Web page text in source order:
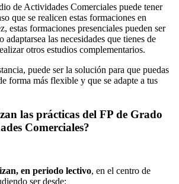
de Actividades Comerciales puede tener
que se realicen estas formaciones en
estas formaciones presenciales pueden ser
adaptarsea las necesidades que tienes de
otros estudios complementarios.
puede ser la solución para que puedas
forma más flexible y que se adapte a tus
las prácticas del FP de Grado
Comerciales?
en periodo lectivo, en el centro de
ser desde: